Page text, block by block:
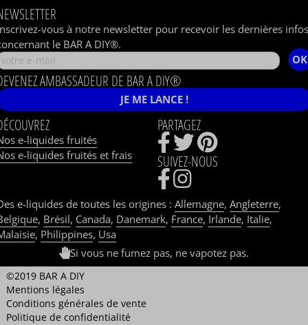
vous à notre newsletter pour recevoir les dernières
le BAR A DIY®.
OK
AMBASSADEUR DE BAR A DIY®
JE ME LANCE !
e-liquides fruités
e-liquides fruités et frais
PARTAGEZ
SUIVEZ-NOUS
e-liquides de toutes les origines :Allemagne,Angleterre,
, Brésil, Canada, Danemark, France, Irlande, Italie,
, Philippines, Usa
Si vous ne fumez pas, ne vapotez pas.
©2019 BAR A DIY
Mentions légales
Conditions générales de vente
Politique de confidentialité